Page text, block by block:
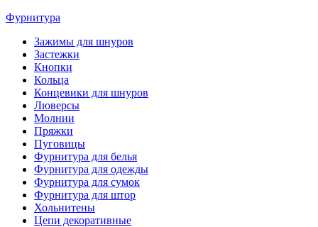
Фурнитура
Зажимы для шнуров
Застежки
Кнопки
Кольца
Концевики для шнуров
Люверсы
Молнии
Пряжки
Пуговицы
Фурнитура для белья
Фурнитура для одежды
Фурнитура для сумок
Фурнитура для штор
Хольнитены
Цепи декоративные